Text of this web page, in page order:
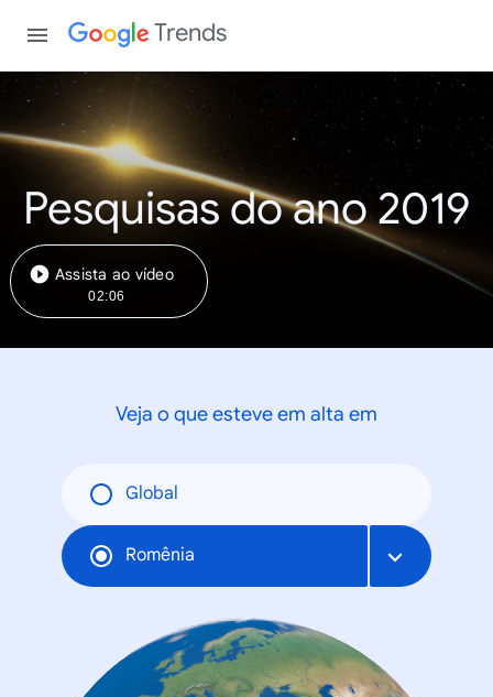
Trends
Pesquisas do ano 2019
Assista ao vídeo
02:06
Veja o que esteve em alta em
Global
Romênia